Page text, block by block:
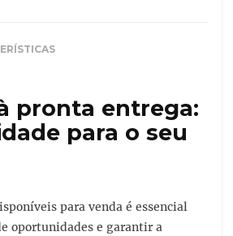
pronta entrega:
para o seu
para venda é essencial
oportunidades e garantir a